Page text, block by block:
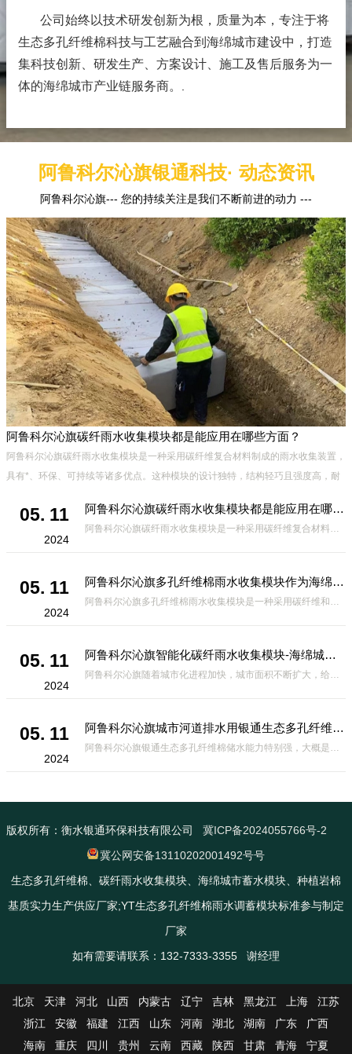
公司始终以技术研发创新为根，质量为本，专注于将
生态多孔纤维棉科技与工艺融合到海绵城市建设中，打造
集科技创新、研发生产、方案设计、施工及售后服务为一
体的海绵城市产业链服务商。
阿鲁科尔沁旗银通科技· 动态资讯
阿鲁科尔沁旗--- 您的持续关注是我们不断前进的动力 ---
阿鲁科尔沁旗碳纤雨水收集模块都是能应用在哪些方面？
阿鲁科尔沁旗碳纤雨水收集模块是一种采用碳纤维复合材料制成的雨水收集装置，
具有*、环保、可持续等诸多优点。这种模块的设计独特，结构轻巧且强度高，耐
05. 11
2024
阿鲁科尔沁旗碳纤雨水收集模块都是能应用在哪些方面？
阿鲁科尔沁旗碳纤雨水收集模块是一种采用碳纤维复合材料制成的雨水收集装置，具有*、环保、可持续等诸多优点。这种模块的设计独特，结构轻巧且强度高，耐腐蚀，能够在各种环境条件下稳定运行。其广泛的应用领域不仅体现在城市规
05. 11
2024
阿鲁科尔沁旗多孔纤维棉雨水收集模块作为海绵城市建设中的一种创新材料
阿鲁科尔沁旗多孔纤维棉雨水收集模块是一种采用碳纤维和高分子材料复合而成的新型材料。它拥有高度多孔的结构，能够有效吸收和储存雨水，同时利用其独特的导流设计，将雨水迅速排出，有效防止城市内涝的发生。此外，该材料还具有
05. 11
2024
阿鲁科尔沁旗智能化碳纤雨水收集模块-海绵城市排水蓄水系统的优选项
阿鲁科尔沁旗随着城市化进程加快，城市面积不断扩大，给城市带来的问题也随之增加。其中之一就是水资源的短缺。雨水收集是一种解决城市水资源短缺的有效途径。在雨水收集技术中，智能化碳纤雨水收集模块的出现，为解决城市水资源
05. 11
2024
阿鲁科尔沁旗城市河道排水用银通生态多孔纤维棉 渗透性好重量轻
阿鲁科尔沁旗银通生态多孔纤维棉储水能力特别强，大概是土壤的6倍，所以在下暴雨或者是严重的雨雪天气时，能将降水量很好的吸收掉，到了天气晴朗之后又会将这些水分蒸发到空气中。这种材料在绿化环保上能起到很大的作用，能够大
版权所有：衡水银通环保科技有限公司
冀ICP备2024055766号-2
冀公网安备13110202001492号号
生态多孔纤维棉、碳纤雨水收集模块、海绵城市蓄水模块、种植岩棉
基质实力生产供应厂家;YT生态多孔纤维棉雨水调蓄模块标准参与制定
厂家
如有需要请联系：132-7333-3355 谢经理
北京 天津 河北 山西 内蒙古 辽宁 吉林 黑龙江 上海
江苏
浙江
安徽 福建 江西 山东 河南 湖北 湖南 广东
广西
海南
重庆 四川 贵州 云南 西藏 陕西 甘肃 青海 宁夏